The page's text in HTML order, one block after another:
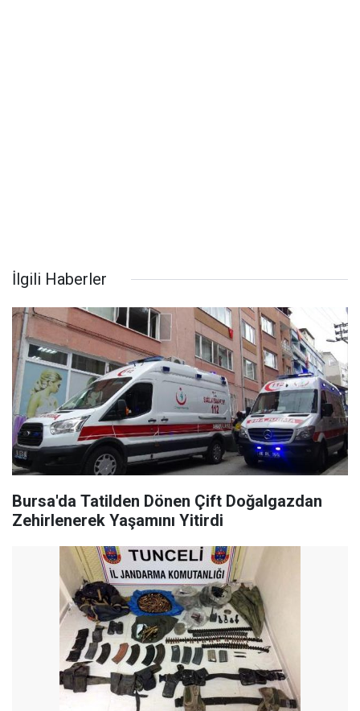
İlgili Haberler
Bursa'da Tatilden Dönen Çift Doğalgazdan
Zehirlenerek Yaşamını Yitirdi